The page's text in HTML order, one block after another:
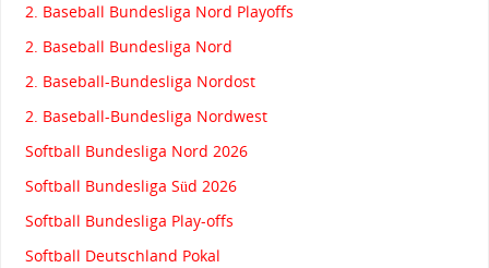
2. Baseball Bundesliga Nord Playoffs
2. Baseball Bundesliga Nord
2. Baseball-Bundesliga Nordost
2. Baseball-Bundesliga Nordwest
Softball Bundesliga Nord 2026
Softball Bundesliga Süd 2026
Softball Bundesliga Play-offs
Softball Deutschland Pokal